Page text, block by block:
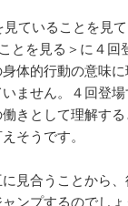
見ていることを見
とを見る＞に４回
体的行動の意味
ません。４回登
きとして理解す
そうです。
見合うことから
ンプするのでしょ